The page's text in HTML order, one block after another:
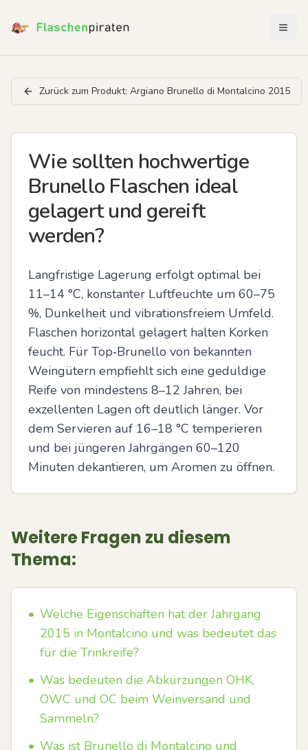
Zurück zum Produkt: Argiano Brunello di Montalcino 2015
Wie sollten hochwertige
Brunello Flaschen ideal
gelagert und gereift
werden?
Langfristige Lagerung erfolgt optimal bei
11–14 °C, konstanter Luftfeuchte um 60–75
%, Dunkelheit und vibrationsfreiem Umfeld.
Flaschen horizontal gelagert halten Korken
feucht. Für Top‑Brunello von bekannten
Weingütern empfiehlt sich eine geduldige
Reife von mindestens 8–12 Jahren, bei
exzellenten Lagen oft deutlich länger. Vor
dem Servieren auf 16–18 °C temperieren
und bei jüngeren Jahrgängen 60–120
Minuten dekantieren, um Aromen zu öffnen.
Weitere Fragen zu diesem
Thema:
• Welche Eigenschaften hat der Jahrgang
2015 in Montalcino und was bedeutet das
für die Trinkreife?
• Was bedeuten die Abkürzungen OHK,
OWC und OC beim Weinversand und
Sammeln?
• Was ist Brunello di Montalcino und